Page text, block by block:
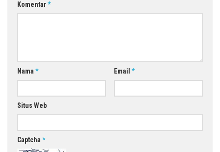
Komentar*
Nama * Email *
Situs Web
Captcha *